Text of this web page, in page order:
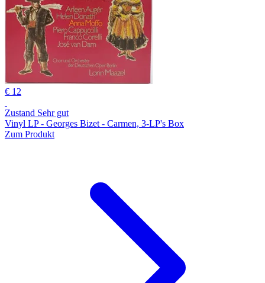
€ 12
Zustand Sehr gut
Vinyl LP - Georges Bizet - Carmen, 3-LP's Box
Zum Produkt